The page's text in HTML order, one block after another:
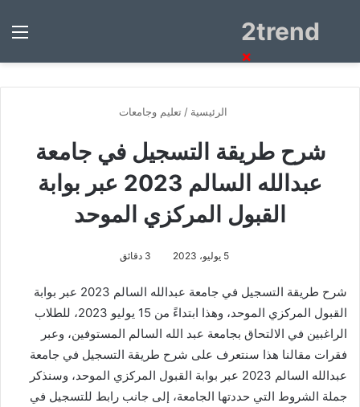
2trendبحث
الرئيسية / تعليم وجامعات
شرح طريقة التسجيل في جامعة
عبدالله السالم 2023 عبر بوابة
القبول المركزي الموحد
5 يوليو، 2023
شرح طريقة التسجيل في جامعة عبدالله السالم 2023 عبر بوابة
القبول المركزي الموحد، وهذا ابتداءً من 15 يوليو 2023، للطلاب
الراغبين في الالتحاق بجامعة عبد الله السالم المستوفين، وعبر
فقرات مقالنا هذا سنتعرف على شرح طريقة التسجيل في جامعة
عبدالله السالم 2023 عبر بوابة القبول المركزي الموحد، وسنذكر
جملة الشروط التي حددتها الجامعة، إلى جانب رابط للتسجيل في
×